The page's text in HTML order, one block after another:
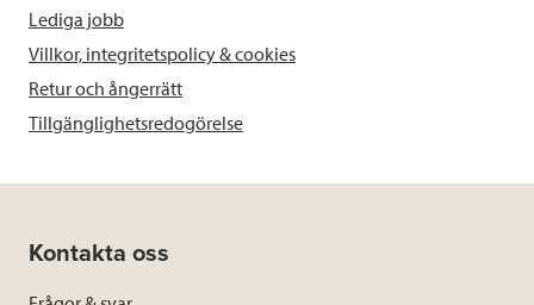
Lediga jobb
Villkor, integritetspolicy & cookies
Retur och ångerrätt
Tillgänglighetsredogörelse
Kontakta oss